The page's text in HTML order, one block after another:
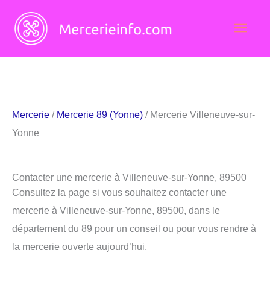
contenu
Mercerie / Mercerie 89 (Yonne) / Mercerie Villeneuve-sur-
Yonne
Contacter une mercerie à Villeneuve-sur-Yonne, 89500
Consultez la page si vous souhaitez contacter une
mercerie à Villeneuve-sur-Yonne, 89500, dans le
département du 89 pour un conseil ou pour vous rendre à
la mercerie ouverte aujourd’hui.